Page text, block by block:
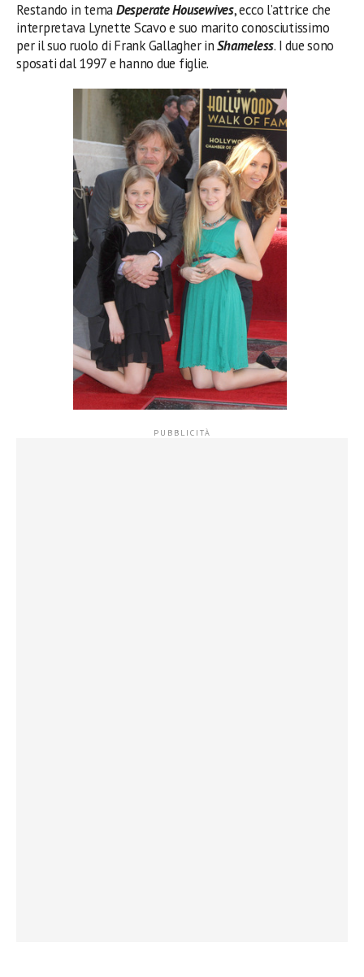
Restando in temaDesperate Housewives, ecco l’attrice che
interpretava Lynette Scavo e suo marito conosciutissimo
per il suo ruolo di Frank Gallagher inShameless. I due sono
sposati dal 1997 e hanno due figlie.